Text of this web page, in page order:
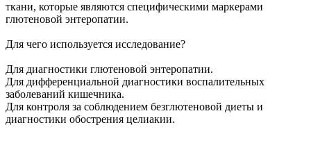
ткани, которые являются специфическими маркерами
глютеновой энтеропатии.
Для чего используется исследование?
Для диагностики глютеновой энтеропатии.
Для дифференциальной диагностики воспалительных
заболеваний кишечника.
Для контроля за соблюдением безглютеновой диеты и
диагностики обострения целиакии.